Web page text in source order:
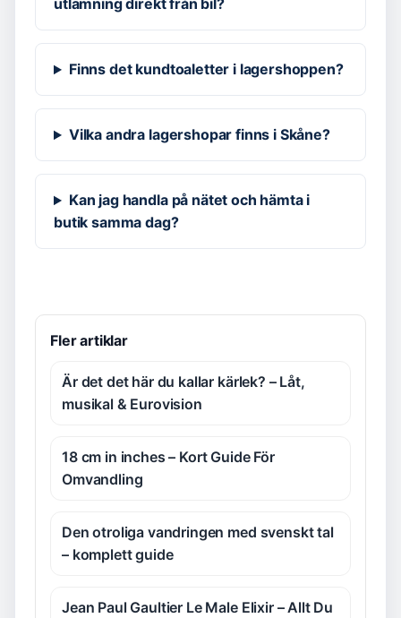
utlämning direkt från bil?
Finns det kundtoaletter i lagershoppen?
Vilka andra lagershopar finns i Skåne?
Kan jag handla på nätet och hämta i
butik samma dag?
Fler artiklar
Är det det här du kallar kärlek? – Låt,
musikal & Eurovision
18 cm in inches – Kort Guide För
Omvandling
Den otroliga vandringen med svenskt tal
– komplett guide
Jean Paul Gaultier Le Male Elixir – Allt Du